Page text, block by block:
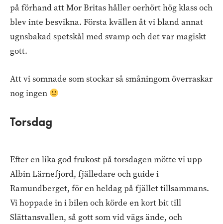
på förhand att Mor Britas håller oerhört hög klass och
blev inte besvikna. Första kvällen åt vi bland annat
ugnsbakad spetskål med svamp och det var magiskt
gott.
Att vi somnade som stockar så småningom överraskar
nog ingen
Torsdag
Efter en lika god frukost på torsdagen mötte vi upp
Albin Lärnefjord, fjälledare och guide i
Ramundberget, för en heldag på fjället tillsammans.
Vi hoppade in i bilen och körde en kort bit till
Slättansvallen, så gott som vid vägs ände, och